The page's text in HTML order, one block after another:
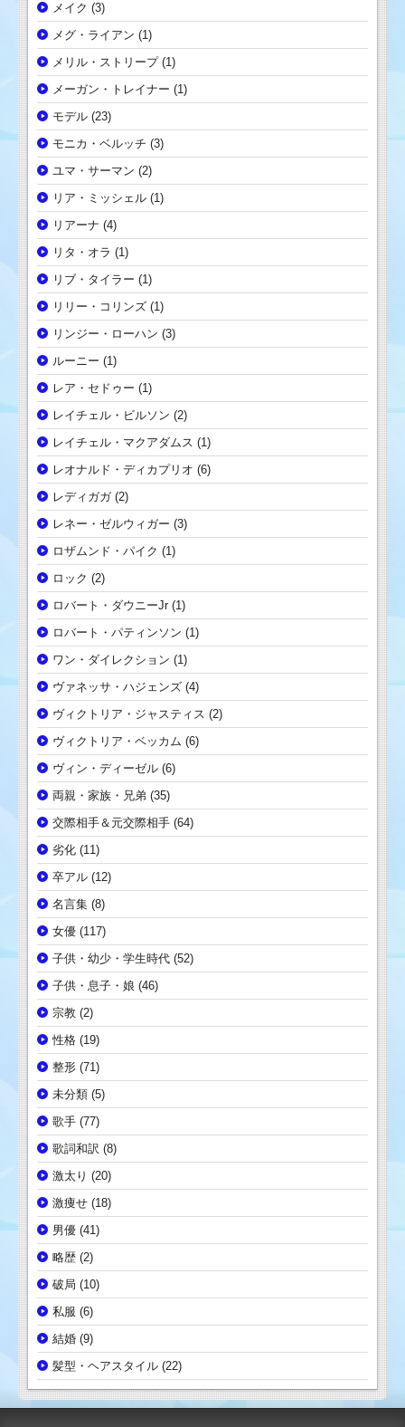
メイク (3)
メグ・ライアン (1)
メリル・ストリープ(1)
メーガン・トレイナー (1)
モデル (23)
モニカ・ベルッチ (3)
ユマ・サーマン (2)
リア・ミッシェル (1)
リアーナ (4)
リタ・オラ (1)
リブ・タイラー (1)
リリー・コリンズ (1)
リンジー・ローハン (3)
ルーニー (1)
レア・セドゥー (1)
レイチェル・ビルソン (2)
レイチェル・マクアダムス (1)
レオナルド・ディカプリオ (6)
レディガガ(2)
レネー・ゼルウィガー (3)
ロザムンド・パイク (1)
ロック (2)
ロバート・ダウニーJr (1)
ロバート・パティンソン (1)
ワン・ダイレクション (1)
ヴァネッサ・ハジェンズ (4)
ヴィクトリア・ジャスティス (2)
ヴィクトリア・ベッカム (6)
ヴィン・ディーゼル (6)
両親・家族・兄弟 (35)
交際相手＆元交際相手 (64)
劣化 (11)
卒アル (12)
名言集 (8)
女優 (117)
子供・幼少・学生時代 (52)
子供・息子・娘 (46)
宗教 (2)
性格 (19)
整形 (71)
未分類 (5)
歌手 (77)
歌詞和訳 (8)
激太り (20)
激痩せ (18)
男優 (41)
略歴 (2)
破局 (10)
私服 (6)
結婚 (9)
髪型・ヘアスタイル (22)